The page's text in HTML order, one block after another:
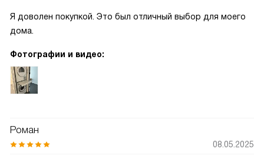
Я доволен покупкой. Это был отличный выбор для моего
дома.
Фотографии и видео:
Роман
08.05.2025